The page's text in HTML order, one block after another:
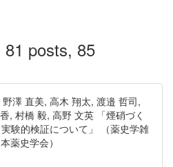
posts, 85
澤 直美, 高木 翔太, 渡邉 哲司,
, 村橋 毅, 高野 文英 「煙硝づく
験的検証について」 （薬史学雑
薬史学会）